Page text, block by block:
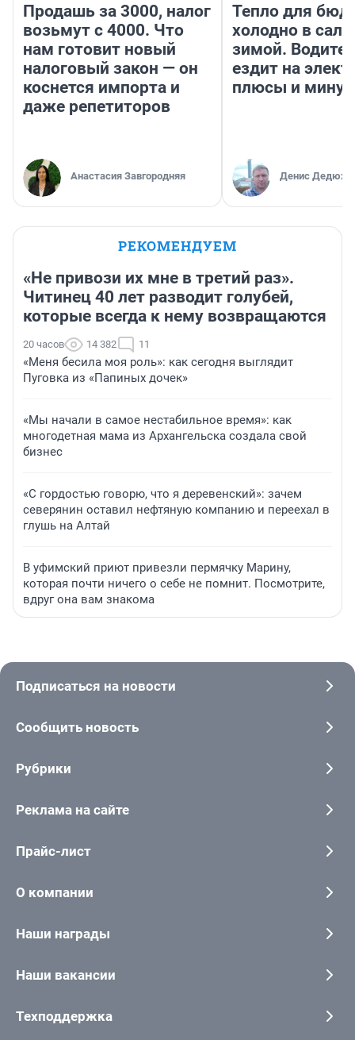
Продашь за 3000, налог
возьмут с 4000. Что
нам готовит новый
налоговый закон — он
коснется импорта и
даже репетиторов
Анастасия Завгородняя
Тепло для
холодно в
зимой.
ездит на
плюсы и
Денис
РЕКОМЕНДУЕМ
«Не привози их мне в третий раз».
Читинец 40 лет разводит голубей,
которые всегда к нему возвращаются
20 часов 14 382 11
«Меня бесила моя роль»: как сегодня выглядит
Пуговка из «Папиных дочек»
«Мы начали в самое нестабильное время»: как
многодетная мама из Архангельска создала свой
бизнес
«С гордостью говорю, что я деревенский»: зачем
северянин оставил нефтяную компанию и переехал в
глушь на Алтай
В уфимский приют привезли пермячку Марину,
которая почти ничего о себе не помнит. Посмотрите,
вдруг она вам знакома
Подписаться на новости
Сообщить новость
Рубрики
Реклама на сайте
Прайс-лист
О компании
Наши награды
Наши вакансии
Техподдержка